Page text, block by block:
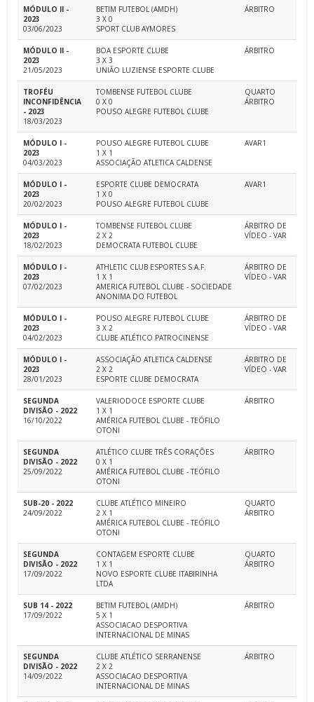
MÓDULO II -
2023
03/06/2023
BETIM FUTEBOL (AMDH)
3 X 0
SPORT CLUB AYMORES
ÁRBITRO
MÓDULO II -
2023
21/05/2023
BOA ESPORTE CLUBE
3 X 3
UNIÃO LUZIENSE ESPORTE CLUBE
ÁRBITRO
TROFÉU
INCONFIDÊNCIA
- 2023
18/03/2023
TOMBENSE FUTEBOL CLUBE
0 X 0
POUSO ALEGRE FUTEBOL CLUBE
QUARTO
ÁRBITRO
MÓDULO I -
2023
04/03/2023
POUSO ALEGRE FUTEBOL CLUBE
1 X 1
ASSOCIAÇÃO ATLETICA CALDENSE
AVAR1
MÓDULO I -
2023
20/02/2023
ESPORTE CLUBE DEMOCRATA
1 X 0
POUSO ALEGRE FUTEBOL CLUBE
AVAR1
MÓDULO I -
2023
18/02/2023
TOMBENSE FUTEBOL CLUBE
2 X 2
DEMOCRATA FUTEBOL CLUBE
ÁRBITRO DE
VÍDEO - VAR
MÓDULO I -
2023
07/02/2023
ATHLETIC CLUB ESPORTES S.A.F.
1 X 1
AMERICA FUTEBOL CLUBE - SOCIEDADE
ANONIMA DO FUTEBOL
ÁRBITRO DE
VÍDEO - VAR
MÓDULO I -
2023
04/02/2023
POUSO ALEGRE FUTEBOL CLUBE
3 X 2
CLUBE ATLÉTICO PATROCINENSE
ÁRBITRO DE
VÍDEO - VAR
MÓDULO I -
2023
28/01/2023
ASSOCIAÇÃO ATLETICA CALDENSE
2 X 2
ESPORTE CLUBE DEMOCRATA
ÁRBITRO DE
VÍDEO - VAR
SEGUNDA
DIVISÃO - 2022
16/10/2022
VALERIODOCE ESPORTE CLUBE
1 X 1
AMÉRICA FUTEBOL CLUBE - TEÓFILO
OTONI
ÁRBITRO
SEGUNDA
DIVISÃO - 2022
25/09/2022
ATLÉTICO CLUBE TRÊS CORAÇÕES
0 X 1
AMÉRICA FUTEBOL CLUBE - TEÓFILO
OTONI
ÁRBITRO
SUB-20 - 2022
24/09/2022
CLUBE ATLÉTICO MINEIRO
2 X 1
AMÉRICA FUTEBOL CLUBE - TEÓFILO
OTONI
QUARTO
ÁRBITRO
SEGUNDA
DIVISÃO - 2022
17/09/2022
CONTAGEM ESPORTE CLUBE
1 X 1
NOVO ESPORTE CLUBE ITABIRINHA
LTDA
QUARTO
ÁRBITRO
SUB 14 - 2022
17/09/2022
BETIM FUTEBOL (AMDH)
5 X 1
ASSOCIACAO DESPORTIVA
INTERNACIONAL DE MINAS
ÁRBITRO
SEGUNDA
DIVISÃO - 2022
14/09/2022
CLUBE ATLÉTICO SERRANENSE
2 X 2
ASSOCIACAO DESPORTIVA
INTERNACIONAL DE MINAS
ÁRBITRO